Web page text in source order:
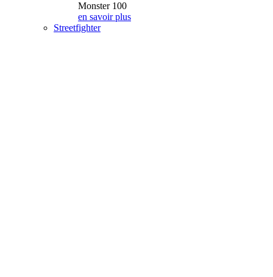
Monster 100
en savoir plus
Streetfighter